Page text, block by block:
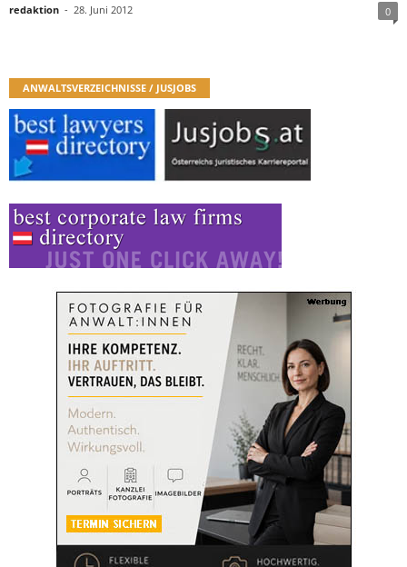
redaktion - 28. Juni 2012 0
ANWALTSVERZEICHNISSE / JUSJOBS